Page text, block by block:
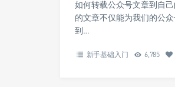
如何转载公众号文章到自
的文章不仅能为我们的公
到…
新手基础入门 6,785